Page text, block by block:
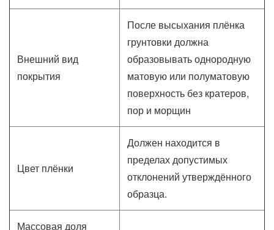
Внешний вид
покрытия
После высыхания плёнка
грунтовки должна
образовывать однородную
матовую или полуматовую
поверхность без кратеров,
пор и морщин
Цвет плёнки
Должен находится в
пределах допустимых
отклонений утверждённого
образца.
Массовая доля